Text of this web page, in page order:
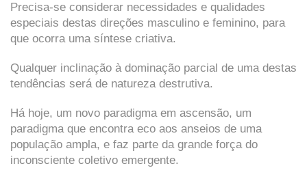
Precisa-se considerar necessidades e qualidades
especiais destas direções masculino e feminino, para
que ocorra uma síntese criativa.
Qualquer inclinação à dominação parcial de uma destas
tendências será de natureza destrutiva.
Há hoje, um novo paradigma em ascensão, um
paradigma que encontra eco aos anseios de uma
população ampla, e faz parte da grande força do
inconsciente coletivo emergente.